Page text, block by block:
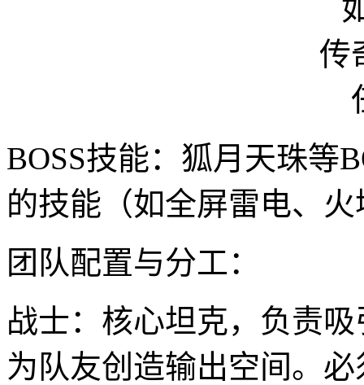
BOSS技能：狐月天珠等
的技能（如全屏雷电、
团队配置与分工：
战士：核心坦克，负责
为队友创造输出空间。